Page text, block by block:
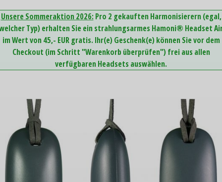
Unsere Sommeraktion 2026: Pro 2 gekauften Harmonisierern (egal,
Typ) erhalten Sie ein strahlungsarmes Hamoni® Headset
im Wert von 45,- EUR gratis. Ihr(e) Geschenk(e) können Sie vor dem
Checkout (im Schritt "Warenkorb überprüfen") frei aus allen
verfügbaren Headsets auswählen.